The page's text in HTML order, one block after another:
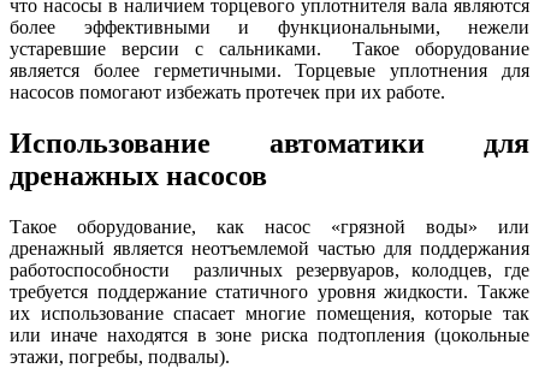
что насосы в наличием торцевого уплотнителя вала являются
более эффективными и функциональными, нежели
устаревшие версии с сальниками. Такое оборудование
является более герметичными. Торцевые уплотнения для
насосов помогают избежать протечек при их работе.
Использование автоматики для
дренажных насосов
Такое оборудование, как насос «грязной воды» или
дренажный является неотъемлемой частью для поддержания
работоспособности различных резервуаров, колодцев, где
требуется поддержание статичного уровня жидкости. Также
их использование спасает многие помещения, которые так
или иначе находятся в зоне риска подтопления (цокольные
этажи, погребы, подвалы).